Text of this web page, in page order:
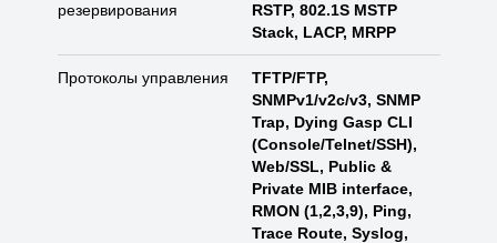
резервирования
RSTP, 802.1S MSTP
Stack, LACP, MRPP
Протоколы управления
TFTP/FTP,
SNMPv1/v2c/v3, SNMP
Trap, Dying Gasp CLI
(Console/Telnet/SSH),
Web/SSL, Public &
Private MIB interface,
RMON (1,2,3,9), Ping,
Trace Route, Syslog,